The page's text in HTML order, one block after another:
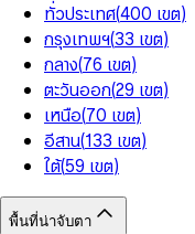
ทั่วประเทศ(400 เขต)
กรุงเทพฯ(33 เขต)
กลาง(76 เขต)
ตะวันออก(29 เขต)
เหนือ(70 เขต)
อีสาน(133 เขต)
ใต้(59 เขต)
พื้นที่น่าจับตา